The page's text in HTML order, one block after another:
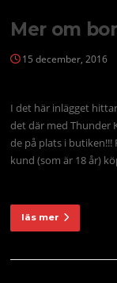
Mer om
15 december, 2016
I det här inlägget
det där med Thunder
de på plats i butiken!!!
kund (som är 18 år)
läs mer